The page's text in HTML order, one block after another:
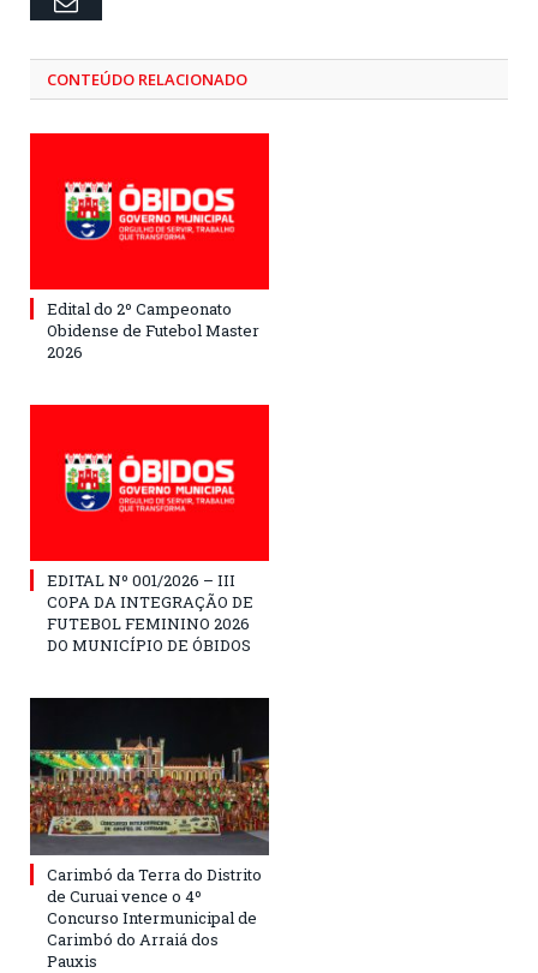
CONTEÚDO RELACIONADO
Edital do 2º Campeonato
Obidense de Futebol Master
2026
EDITAL Nº 001/2026 – III
COPA DA INTEGRAÇÃO DE
FUTEBOL FEMININO 2026
DO MUNICÍPIO DE ÓBIDOS
Carimbó da Terra do Distrito
de Curuai vence o 4º
Concurso Intermunicipal de
Carimbó do Arraiá dos
Pauxis